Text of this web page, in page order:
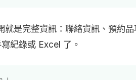
是完整資訊：聯絡資訊、預約品
紀錄或 Excel 了。